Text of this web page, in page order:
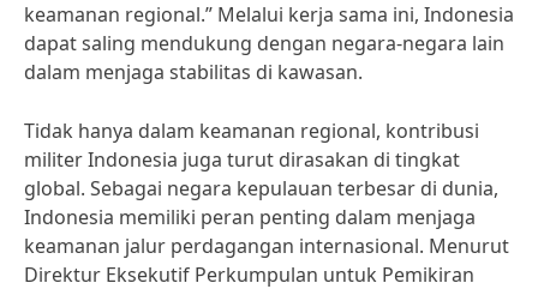
keamanan regional.” Melalui kerja sama ini, Indonesia
dapat saling mendukung dengan negara-negara lain
dalam menjaga stabilitas di kawasan.
Tidak hanya dalam keamanan regional, kontribusi
militer Indonesia juga turut dirasakan di tingkat
global. Sebagai negara kepulauan terbesar di dunia,
Indonesia memiliki peran penting dalam menjaga
keamanan jalur perdagangan internasional. Menurut
Direktur Eksekutif Perkumpulan untuk Pemikiran